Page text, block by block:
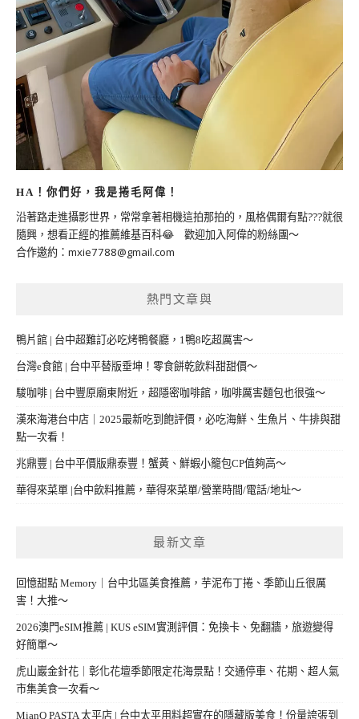
HA！你們好，我是捲毛阿偉！
沿著路走進攝影世界，常常拿著相機這拍那拍的，風格偶爾有點???就很
隨興，想看正經的推薦維基百科😂 歡迎加入阿偉的粉絲團～
合作邀約： mxie7788@gmail.com
熱門文章與
鴨片館 | 台中超難訂必吃烤鴨餐廳，1鴨8吃超厲害～
台灣e食館 | 台中平替版垂坤！零食餅乾飲料甜甜價～
駿咖啡 | 台中豐原廟東附近，超隱密咖啡館，咖啡厲害麵包也很強～
漢來海港台中店｜2025最新吃到飽評價，必吃海鮮、生魚片、牛排與甜
點一次看！
兆鼎豐 | 台中平價版鼎泰豐！蟹黃、鮮蝦小籠包CP值夠高～
華得來菜單 |台中飲料推薦，華得來菜單/營業時間/電話/地址～
最新文章
回憶甜點 Memory｜台中北區美食推薦，芋泥布丁捲、季節山丘很厲
害！大推～
2026澳門eSIM推薦 | KUS eSIM實測評價：免換卡、免翻牆，旅遊變得
好簡單～
虎山巖金針花｜彰化花壇季節限定花海景點！交通停車、花期、超人氣
市集美食一次看～
MianQ PASTA 太平店 | 台中太平用料超實在的隱藏版美食！份量誇張到